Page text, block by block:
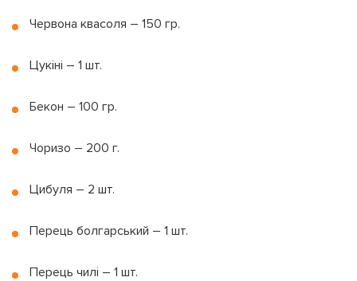
Червона квасоля – 150 гр.
Цукіні – 1 шт.
Бекон – 100 гр.
Чоризо – 200 г.
Цибуля – 2 шт.
Перець болгарський – 1 шт.
Перець чилі – 1 шт.